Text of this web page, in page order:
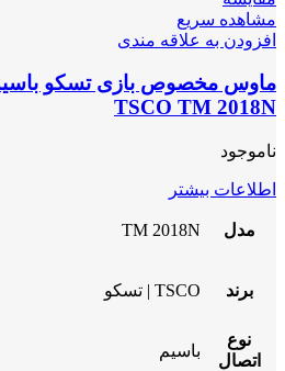
مشاهده سریع
افزودن به علاقه مندی
TSCO TM 2018N
ناموجود
اطلاعات بیشتر
مدل TM 2018N
برند TSCO | تسکو
نوع
اتصال
باسیم